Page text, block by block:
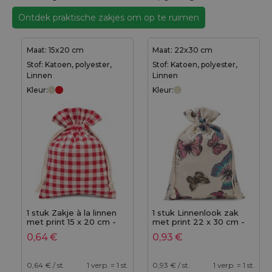
Ontdek praktische zakjes om op te ruimen
Maat: 15x20 cm
Stof: Katoen, polyester,
Linnen
Kleur:
1 stuk Zakje à la linnen
met print 15 x 20 cm -
0,64€
0,64 € / st. 1 verp. = 1 st.
Maat: 22x30 cm
Stof: Katoen, polyester,
Linnen
Kleur:
1 stuk Linnenlook zak
met print 22 x 30 cm -
0,93 €
0,93 € / st. 1 verp. = 1 st.